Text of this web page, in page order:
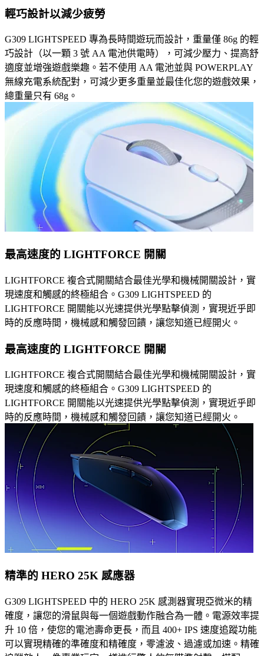
輕巧設計以減少疲勞
G309 LIGHTSPEED 專為長時間遊玩而設計，重量僅 86g 的輕
巧設計（以一顆 3 號 AA 電池供電時），可減少壓力、提高舒
適度並增強遊戲樂趣。若不使用 AA 電池並與 POWERPLAY
無線充電系統配對，可減少更多重量並最佳化您的遊戲效果，
總重量只有 68g。
最高速度的 LIGHTFORCE 開關
LIGHTFORCE 複合式開關結合最佳光學和機械開關設計，實
現速度和觸感的終極組合。G309 LIGHTSPEED 的
LIGHTFORCE 開關能以光速提供光學點擊偵測，實現近乎即
時的反應時間，機械感和觸發回饋，讓您知道已經開火。
最高速度的 LIGHTFORCE 開關
LIGHTFORCE 複合式開關結合最佳光學和機械開關設計，實
現速度和觸感的終極組合。G309 LIGHTSPEED 的
LIGHTFORCE 開關能以光速提供光學點擊偵測，實現近乎即
時的反應時間，機械感和觸發回饋，讓您知道已經開火。
精準的 HERO 25K 感應器
G309 LIGHTSPEED 中的 HERO 25K 感測器實現亞微米的精
確度，讓您的滑鼠與每一個遊戲動作融合為一體。電源效率提
升 10 倍，使您的電池壽命更長，而且 400+ IPS 速度追蹤功能
可以實現精確的準確度和精確度，零濾波、過濾或加速。精確